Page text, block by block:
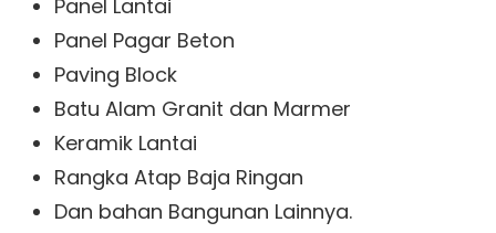
Panel Lantai
Panel Pagar Beton
Paving Block
Batu Alam Granit dan Marmer
Keramik Lantai
Rangka Atap Baja Ringan
Dan bahan Bangunan Lainnya.